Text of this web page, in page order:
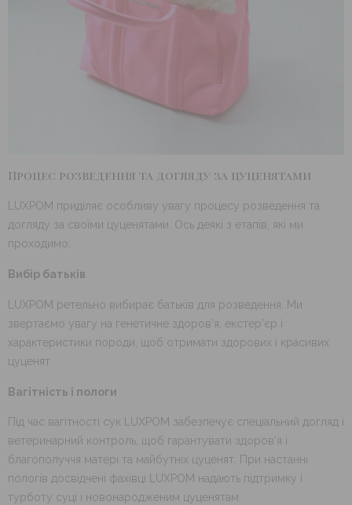
Процес розведення та догляду за цуценятами
LUXPOM приділяє особливу увагу процесу розведення та
догляду за своїми цуценятами. Ось деякі з етапів, які ми
проходимо:
Вибір батьків
LUXPOM ретельно вибирає батьків для розведення. Ми
звертаємо увагу на генетичне здоров’я, екстер’єр і
характеристики породи, щоб отримати здорових і красивих
цуценят.
Вагітність і пологи
Під час вагітності сук LUXPOM забезпечує спеціальний догляд і
ветеринарний контроль, щоб гарантувати здоров’я і
благополуччя матері та майбутніх цуценят. При настанні
пологів досвідчені фахівці LUXPOM надають підтримку і
турботу суці і новонародженим цуценятам.